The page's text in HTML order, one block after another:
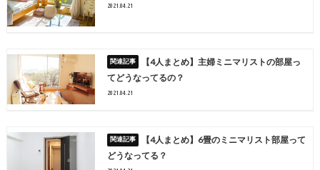
2021.04.21
【4人まとめ】主婦ミニマリストの部屋っ
てどうなってるの？
2021.04.21
【4人まとめ】6畳のミニマリスト部屋って
どうなってる？